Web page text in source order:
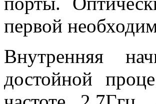
первой
Внутренняя
достойной